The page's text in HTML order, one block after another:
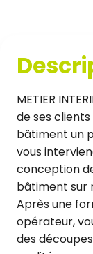
METIER
de ses
bâtiment un
vous
conception
bâtiment sur
Après une
opérateur,
des